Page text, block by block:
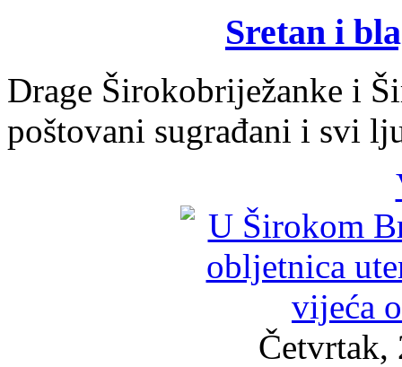
Sretan i
Drage Širokobriježanke i
poštovani sugrađani i svi
Četvrtak,